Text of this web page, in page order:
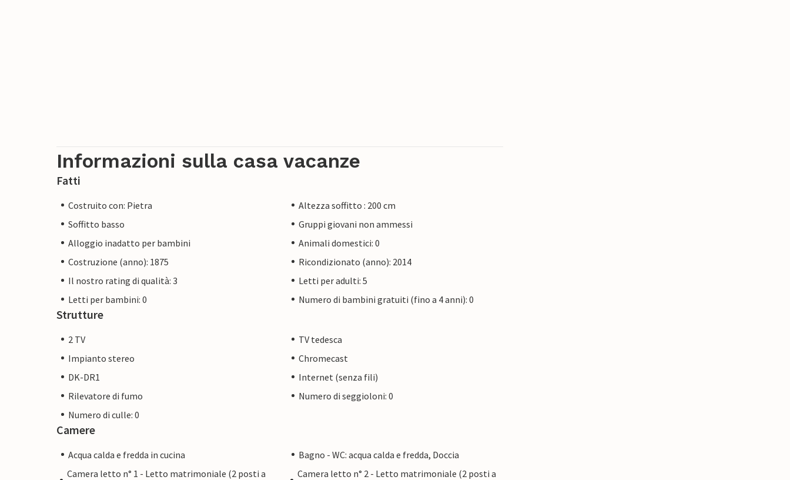
Informazioni sulla casa vacanze
Fatti
Costruito con: Pietra
Altezza soffitto : 200 cm
Soffitto basso
Gruppi giovani non ammessi
Alloggio inadatto per bambini
Animali domestici: 0
Costruzione (anno): 1875
Ricondizionato (anno): 2014
Il nostro rating di qualità: 3
Letti per adulti: 5
Letti per bambini: 0
Numero di bambini gratuiti (fino a 4 anni): 0
Strutture
2 TV
TV tedesca
Impianto stereo
Chromecast
DK-DR1
Internet (senza fili)
Rilevatore di fumo
Numero di seggioloni: 0
Numero di culle: 0
Camere
Acqua calda e fredda in cucina
Bagno - WC: acqua calda e fredda, Doccia
Camera letto n° 1 - Letto matrimoniale (2 posti a
Camera letto n° 2 - Letto matrimoniale (2 posti a